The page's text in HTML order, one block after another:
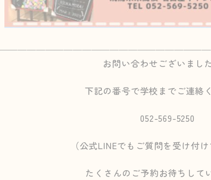
お問い合わせございました
下記の番号で学校までご連絡
052-569-5250
（公式LINEでもご質問を受け付け
たくさんのご予約お待ちし